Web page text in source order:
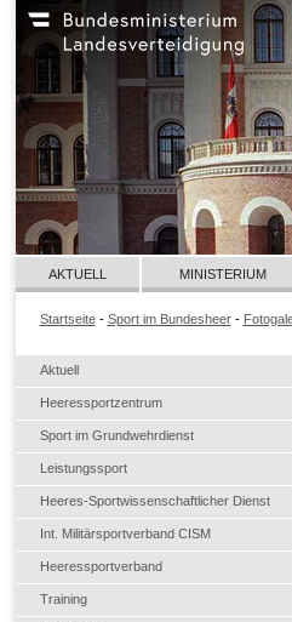
Aktuell
Heeressportzentrum
Sport im Grundwehrdienst
Leistungssport
Heeres-Sportwissenschaftlicher Dienst
Int. Militärsportverband CISM
Heeressportverband
Training
AKTUELL MINISTERIUM
Startseite- Sport im Bundesheer-